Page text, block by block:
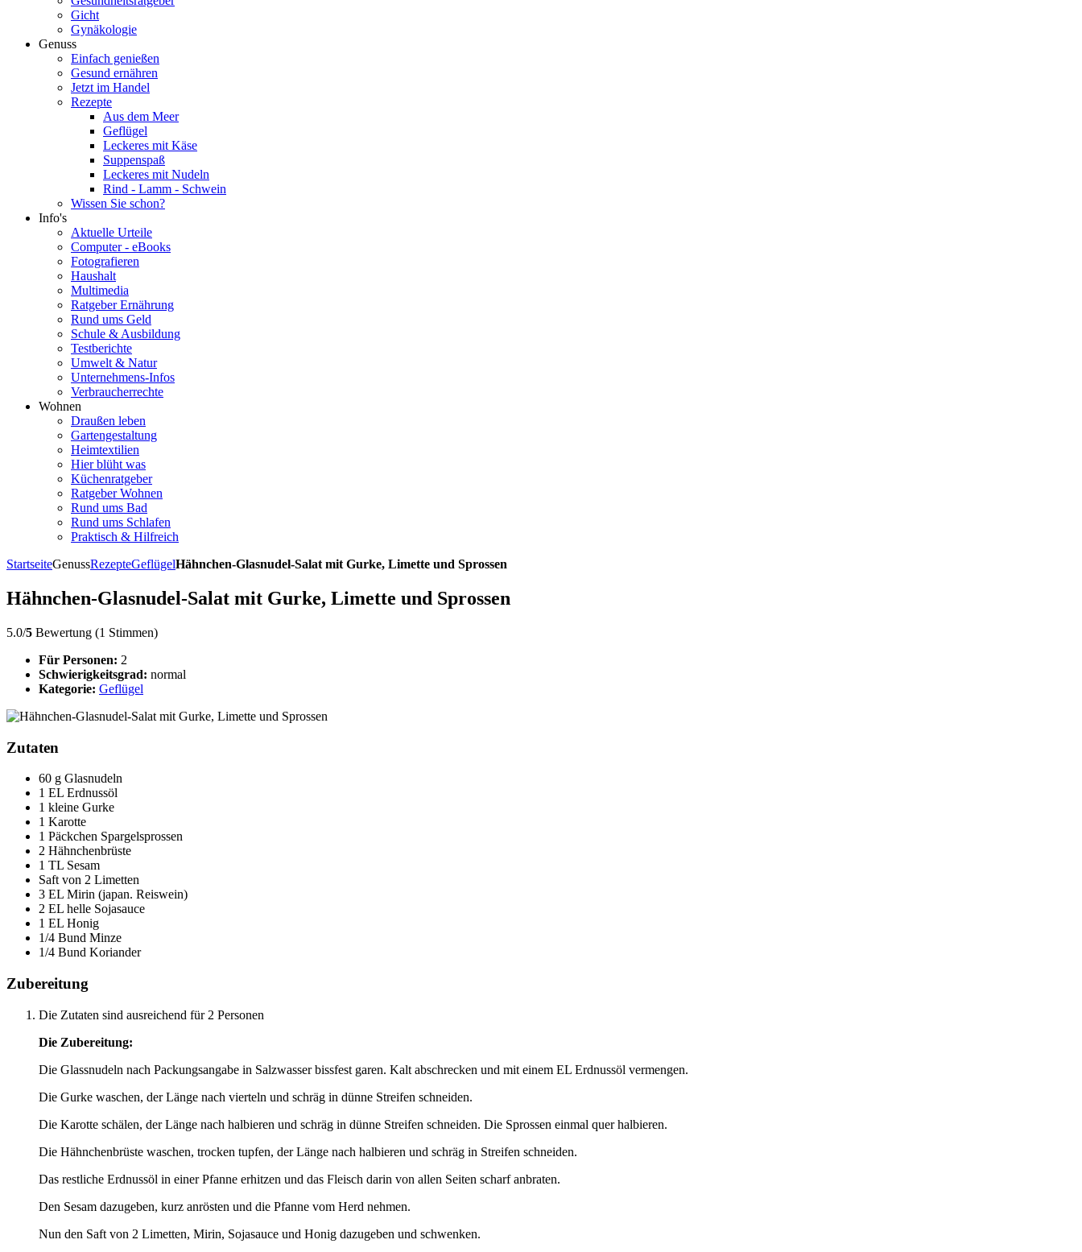
Gicht
Gynäkologie
Genuss
Einfach genießen
Gesund ernähren
Jetzt im Handel
Rezepte
Aus dem Meer
Geflügel
Leckeres mit Käse
Suppenspaß
Leckeres mit Nudeln
Rind - Lamm - Schwein
Wissen Sie schon?
Info's
Aktuelle Urteile
Computer - eBooks
Fotografieren
Haushalt
Multimedia
Ratgeber Ernährung
Rund ums Geld
Schule & Ausbildung
Testberichte
Umwelt & Natur
Unternehmens-Infos
Verbraucherrechte
Wohnen
Draußen leben
Gartengestaltung
Heimtextilien
Hier blüht was
Küchenratgeber
Ratgeber Wohnen
Rund ums Bad
Rund ums Schlafen
Praktisch & Hilfreich
StartseiteGenussRezepteGeflügelHähnchen-Glasnudel-Salat mit Gurke, Limette und Sprossen
Hähnchen-Glasnudel-Salat mit Gurke, Limette und Sprossen
5.0/5 Bewertung (1 Stimmen)
Für Personen: 2
Schwierigkeitsgrad: normal
Kategorie: Geflügel
Zutaten
60 g Glasnudeln
1 EL Erdnussöl
1 kleine Gurke
1 Karotte
1 Päckchen Spargelsprossen
2 Hähnchenbrüste
1 TL Sesam
Saft von 2 Limetten
3 EL Mirin (japan. Reiswein)
2 EL helle Sojasauce
1 EL Honig
1/4 Bund Minze
1/4 Bund Koriander
Zubereitung
Die Zutaten sind ausreichend für 2 Personen
Die Zubereitung:
Die Glassnudeln nach Packungsangabe in Salzwasser bissfest garen. Kalt abschrecken und mit einem EL Erdnussöl vermengen.
Die Gurke waschen, der Länge nach vierteln und schräg in dünne Streifen schneiden.
Die Karotte schälen, der Länge nach halbieren und schräg in dünne Streifen schneiden. Die Sprossen einmal quer halbieren.
Die Hähnchenbrüste waschen, trocken tupfen, der Länge nach halbieren und schräg in Streifen schneiden.
Das restliche Erdnussöl in einer Pfanne erhitzen und das Fleisch darin von allen Seiten scharf anbraten.
Den Sesam dazugeben, kurz anrösten und die Pfanne vom Herd nehmen.
Nun den Saft von 2 Limetten, Mirin, Sojasauce und Honig dazugeben und schwenken.